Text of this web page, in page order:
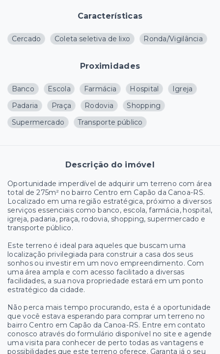
Características
Cercado Coleta seletiva de lixo Ronda/Vigilância
Proximidades
Banco Escola Farmácia Hospital
Igreja
Padaria
Praça Rodovia
Shopping
Supermercado
Transporte público
Descrição do imóvel
Oportunidade imperdível de adquirir um terreno com área
total de 275m² no bairro Centro em Capão da Canoa-RS.
Localizado em uma região estratégica, próximo a diversos
serviços essenciais como banco, escola, farmácia, hospital,
igreja, padaria, praça, rodovia, shopping, supermercado e
transporte público.
Este terreno é ideal para aqueles que buscam uma
localização privilegiada para construir a casa dos seus
sonhos ou investir em um novo empreendimento. Com
uma área ampla e com acesso facilitado a diversas
facilidades, a sua nova propriedade estará em um ponto
estratégico da cidade.
Não perca mais tempo procurando, esta é a oportunidade
que você estava esperando para comprar um terreno no
bairro Centro em Capão da Canoa-RS. Entre em contato
conosco através do formulário disponível no site e agende
uma visita para conhecer de perto todas as vantagens e
possibilidades que este terreno oferece. Garanta já o seu